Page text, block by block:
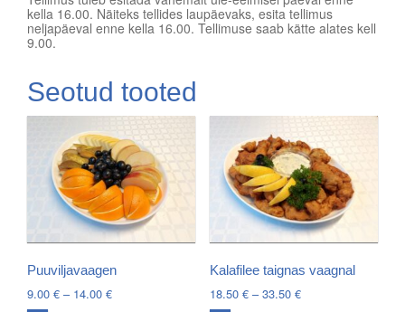
kella 16.00. Näiteks tellides laupäevaks, esita tellimus
neljapäeval enne kella 16.00. Tellimuse saab kätte alates kell
9.00.
Seotud tooted
Puuviljavaagen
9.00 € – 14.00 €Price
Kalafilee taignas vaagnal
18.50 € – 33.50 €Price